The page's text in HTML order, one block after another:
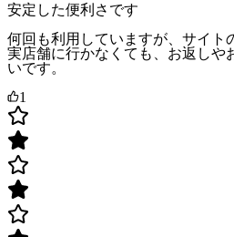
安定した便利さです
何回も利用していますが、サイト
実店舗に行かなくても、お返しや
いです。
1